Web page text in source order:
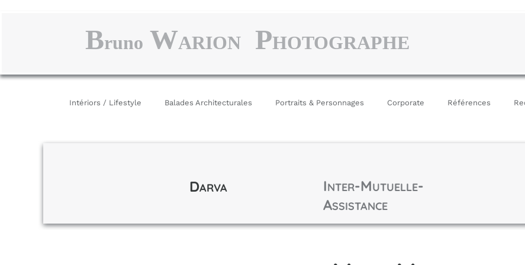
Intériors / Lifestyle Balades Architecturales Portraits & Personnages Corporate Références
Bruno WARION PHOTOGRAPHE
INTER-MUTUELLE-
ASSISTANCE
DARVA